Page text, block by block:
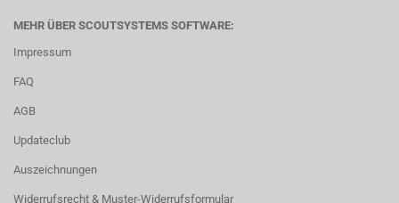
MEHR ÜBER SCOUTSYSTEMS SOFTWARE:
Impressum
FAQ
AGB
Updateclub
Auszeichnungen
Widerrufsrecht & Muster-Widerrufsformular